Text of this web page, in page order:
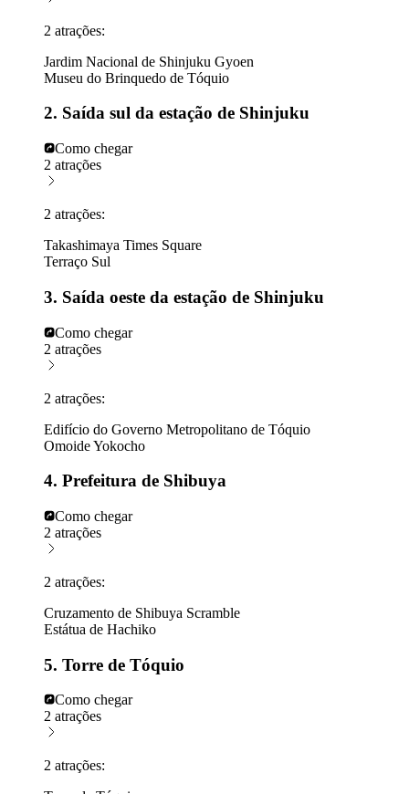
2 atrações:
Jardim Nacional de Shinjuku Gyoen
Museu do Brinquedo de Tóquio
2. Saída sul da estação de Shinjuku
Como chegar
2 atrações
2 atrações:
Takashimaya Times Square
Terraço Sul
3. Saída oeste da estação de Shinjuku
Como chegar
2 atrações
2 atrações:
Edifício do Governo Metropolitano de Tóquio
Omoide Yokocho
4. Prefeitura de Shibuya
Como chegar
2 atrações
2 atrações:
Cruzamento de Shibuya Scramble
Estátua de Hachiko
5. Torre de Tóquio
Como chegar
2 atrações
2 atrações: